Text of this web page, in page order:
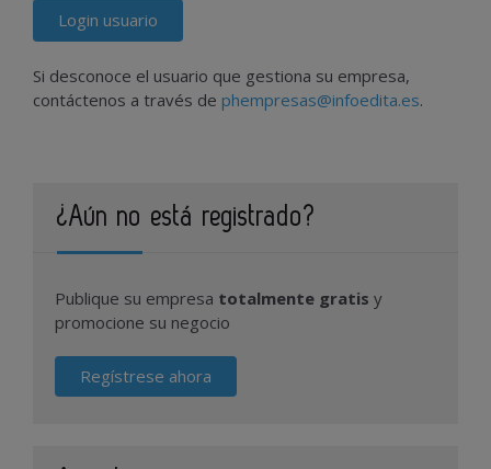
Login usuario
Si desconoce el usuario que gestiona su empresa,
contáctenos a través de phempresas@infoedita.es.
¿Aún no está registrado?
Publique su empresa totalmente gratis y
promocione su negocio
Regístrese ahora